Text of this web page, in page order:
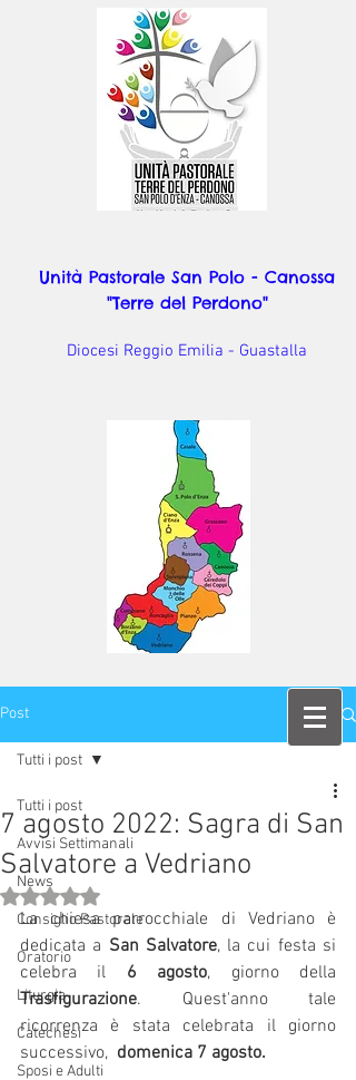
Unità Pastorale San Polo - Canossa
"Terre del Perdono"
Diocesi Reggio Emilia - Guastalla
Post
Tutti i post
Avvisi Settimanali
News
Consiglio Pastorale
Oratorio
Liturgia
Catechesi
Sposi e Adulti
Tutti i post
7 agosto 2022: Sagra di San
Salvatore a Vedriano
Valutazione NaN stelle su 5.
La chiesa parrocchiale di Vedriano è
dedicata a San Salvatore, la cui festa si
celebra il 6 agosto, giorno della
Trasfigurazione. Quest'anno tale
ricorrenza è stata celebrata il giorno
successivo, domenica 7 agosto.